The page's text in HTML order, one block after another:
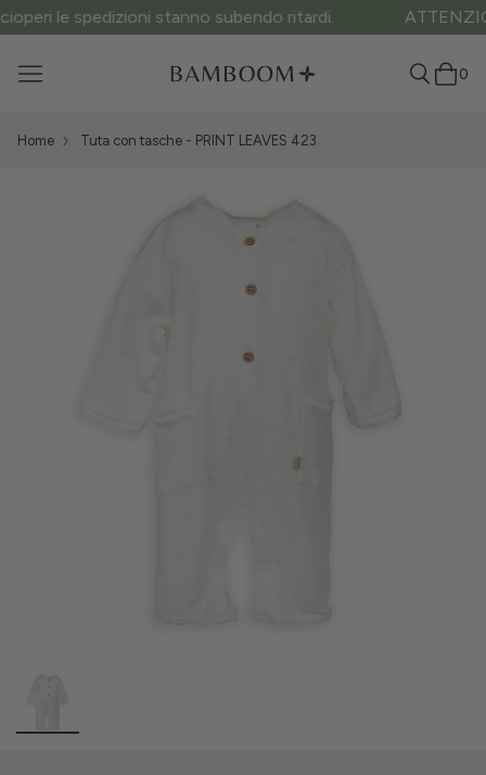
ATTENZIONE ai siti fake: questo è l’unico sito ufficiale.
0
Home Tuta con tasche - PRINT LEAVES 423